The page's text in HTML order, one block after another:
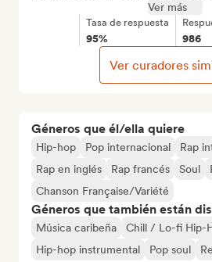
Géneros que él/ella quiere
Hip-hop Pop internacional
Rap
Rap en inglés
Rap francés Soul
Chanson Française/Variété
Géneros que también están
Música caribeña
Chill / Lo-fi Hip-
Hip-hop instrumental
Pop soul
Ver más
Tasa de respuesta
95% 986
Ver curadores